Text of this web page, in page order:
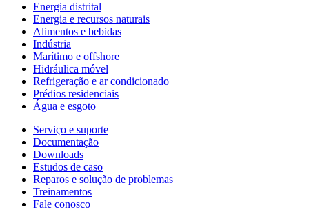
Energia distrital
Energia e recursos naturais
Alimentos e bebidas
Indústria
Marítimo e offshore
Hidráulica móvel
Refrigeração e ar condicionado
Prédios residenciais
Água e esgoto
Serviço e suporte
Documentação
Downloads
Estudos de caso
Reparos e solução de problemas
Treinamentos
Fale conosco